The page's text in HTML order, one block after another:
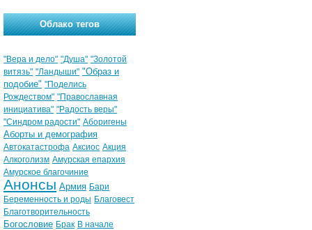
Облако тегов
"Вера и дело" "Душа" "Золотой
витязь" "Ландыши" "Образ и
подобие" "Поделись
Рождеством" "Православная
инициатива" "Радость веры"
"Синдром радости" Аборигены
Аборты и демография
Автокатастрофа Аксиос Акция
Алкоголизм Амурская епархия
Амурское благочиние
Анонсы Армия Бари
Беременность и роды Благовест
Благотворительность
Богословие Брак В начале